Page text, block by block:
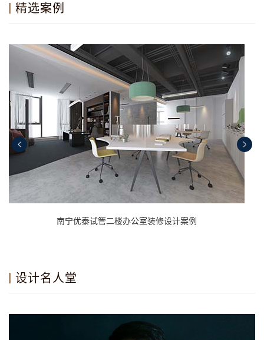
精选案例
南宁优泰试管二楼办公室装修设计案例
设计名人堂